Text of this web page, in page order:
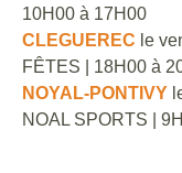
10H00 à 17H00
CLEGUEREC le
FÊTES | 18H00 à
NOYAL-PONTIVY
NOAL SPORTS |